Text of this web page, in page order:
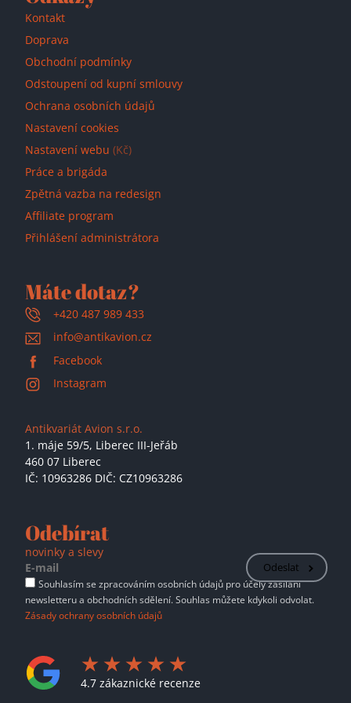
Kontakt
Doprava
Obchodní podmínky
Odstoupení od kupní smlouvy
Ochrana osobních údajů
Nastavení cookies
Nastavení webu (Kč)
Práce a brigáda
Zpětná vazba na redesign
Affiliate program
Přihlášení administrátora
Máte dotaz?
+420 487 989 433
info@antikavion.cz
Facebook
Instagram
Antikvariát Avion s.r.o.
1. máje 59/5, Liberec III-Jeřáb
460 07 Liberec
IČ: 10963286 DIČ: CZ10963286
Odebírat
novinky a slevy
Odeslat
Souhlasím se zpracováním osobních údajů pro účely zasílání
newsletteru a obchodních sdělení. Souhlas můžete kdykoli odvolat.
Zásady ochrany osobních údajů
4.7 zákaznické recenze